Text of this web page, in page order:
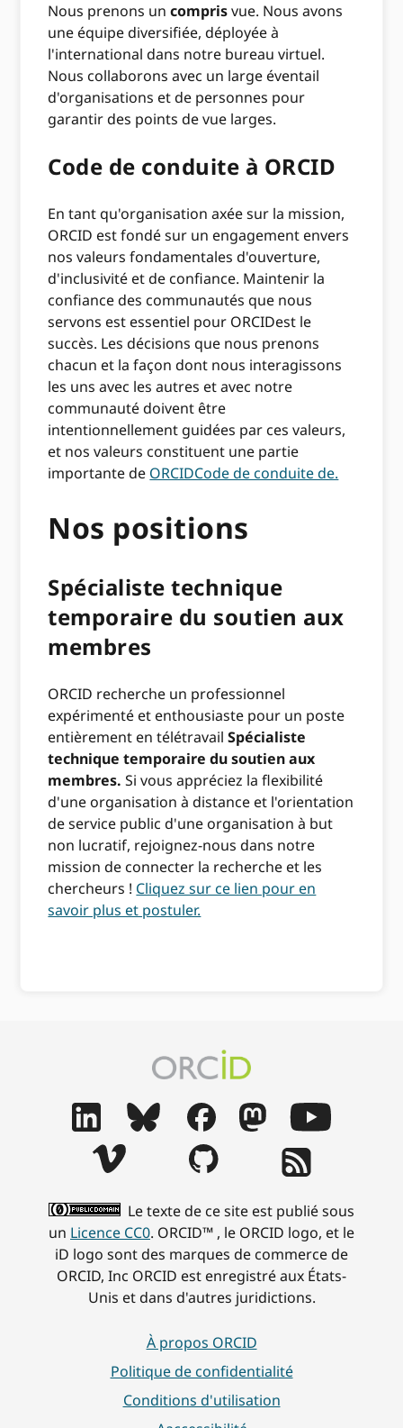
Nous prenons uncomprisvue. Nous avons
une équipe diversifiée, déployée à
l'international dans notre bureau virtuel.
Nous collaborons avec un large éventail
d'organisations et de personnes pour
garantir des points de vue larges.
Code de conduite à ORCID
En tant qu'organisation axée sur la mission,
ORCID est fondé sur un engagement envers
nos valeurs fondamentales d'ouverture,
d'inclusivité et de confiance. Maintenir la
confiance des communautés que nous
servons est essentiel pour ORCIDest le
succès. Les décisions que nous prenons
chacun et la façon dont nous interagissons
les uns avec les autres et avec notre
communauté doivent être
intentionnellement guidées par ces valeurs,
et nos valeurs constituent une partie
importante de ORCIDCode de conduite de.
Nos positions
Spécialiste technique
temporaire du soutien aux
membres
ORCID recherche un professionnel
expérimenté et enthousiaste pour un poste
entièrement en télétravailSpécialiste
technique temporaire du soutien aux
membres. Si vous appréciez la flexibilité
d'une organisation à distance et l'orientation
de service public d'une organisation à but
non lucratif, rejoignez-nous dans notre
mission de connecter la recherche et les
chercheurs ! Cliquez sur ce lien pour en
savoir plus et postuler.
Le texte de ce site est publié sous
un Licence CC0. ORCID™ , le ORCID logo, et le
iD logo sont des marques de commerce de
ORCID, Inc ORCID est enregistré aux États-
Unis et dans d'autres juridictions.
À propos ORCID
Politique de confidentialité
Conditions d'utilisation